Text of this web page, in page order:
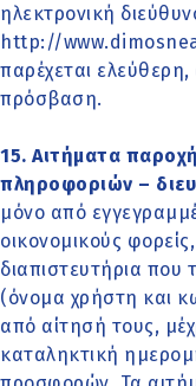
ηλεκτρονική
http://
παρέχεται
πρόσβαση.
15. Αιτήματα
πληροφοριών –
μόνο από
οικονομικούς
διαπιστευτήρια που
(όνομα χρήστη και
από αίτησή τους,
καταληκτική